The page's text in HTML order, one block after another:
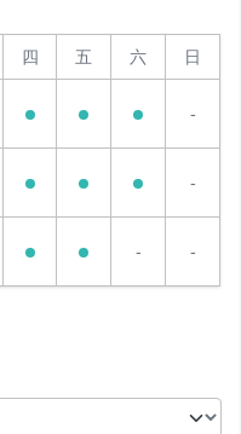
四 五 六 日
-
-
- -